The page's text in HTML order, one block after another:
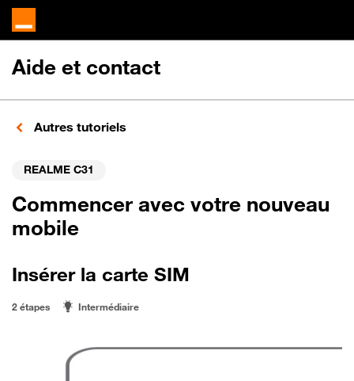
Aide et contact
Autres tutoriels
REALME C31
Commencer avec votre nouveau
mobile
Insérer la carte SIM
2 étapes Intermédiaire